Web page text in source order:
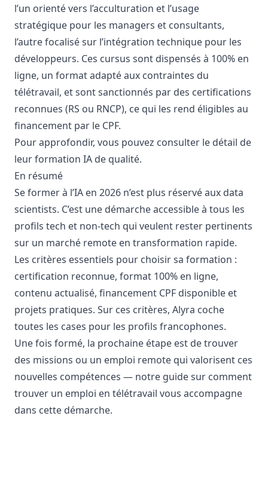
l’un orienté vers l’acculturation et l’usage
stratégique pour les managers et consultants,
l’autre focalisé sur l’intégration technique pour les
développeurs. Ces cursus sont dispensés à 100% en
ligne, un format adapté aux contraintes du
télétravail, et sont sanctionnés par des certifications
reconnues (RS ou RNCP), ce qui les rend éligibles au
financement par le CPF.
Pour approfondir, vous pouvez consulter le détail de
leurformation IA de qualité.
En résumé
Se former à l’IA en 2026 n’est plus réservé aux data
scientists. C’est une démarche accessible à tous les
profils tech et non-tech qui veulent rester pertinents
sur un marché remote en transformation rapide.
Les critères essentiels pour choisir sa formation :
certification reconnue, format 100% en ligne,
contenu actualisé, financement CPF disponible et
projets pratiques. Sur ces critères, Alyra coche
toutes les cases pour les profils francophones.
Une fois formé, la prochaine étape est de trouver
des missions ou un emploi remote qui valorisent ces
nouvelles compétences — notre guide sur comment
trouver un emploi en télétravail vous accompagne
dans cette démarche.